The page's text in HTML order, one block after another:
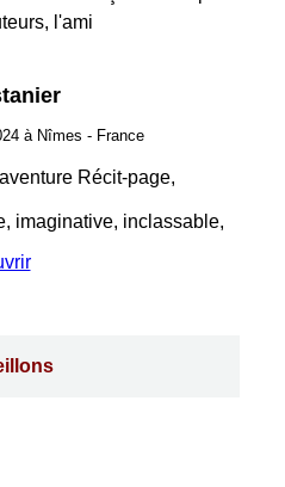
l'ami
à Nîmes - France
Récit-page,
imaginative, inclassable,